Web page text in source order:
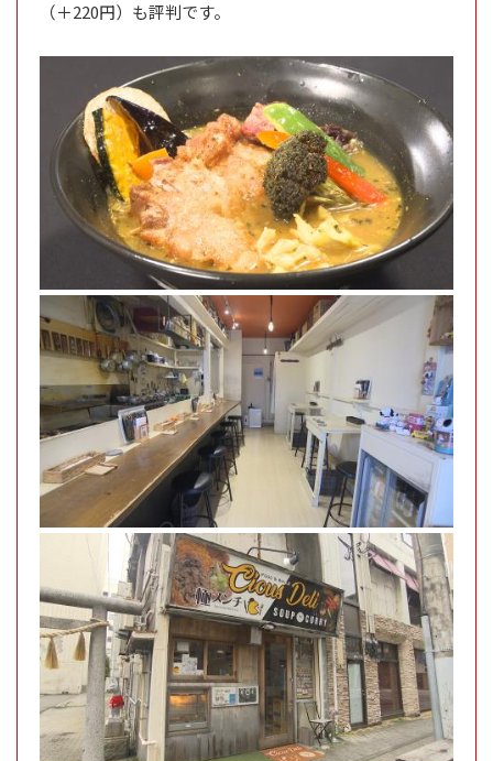
（＋220円）も評判です。